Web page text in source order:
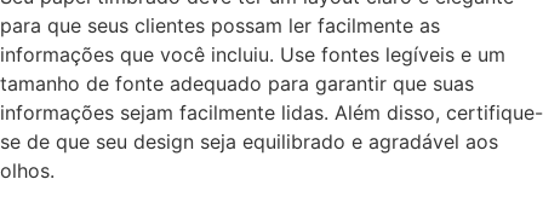
para que seus clientes possam ler facilmente as
informações que você incluiu. Use fontes legíveis e um
tamanho de fonte adequado para garantir que suas
informações sejam facilmente lidas. Além disso, certifique-
se de que seu design seja equilibrado e agradável aos
olhos.